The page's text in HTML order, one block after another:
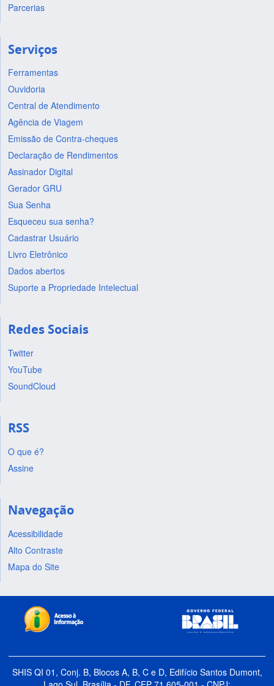
Parcerias
Serviços
Ferramentas
Ouvidoria
Central de Atendimento
Agência de Viagem
Emissão de Contra-cheques
Declaração de Rendimentos
Assinador Digital
Gerador GRU
Sua Senha
Esqueceu sua senha?
Cadastrar Usuário
Livro Eletrônico
Dados abertos
Suporte a Propriedade Intelectual
Redes Sociais
Twitter
YouTube
SoundCloud
RSS
O que é?
Assine
Navegação
Acessibilidade
Alto Contraste
Mapa do Site
SHIS QI 01, Conj. B, Blocos A, B, C e D, Edifício Santos Dumont,